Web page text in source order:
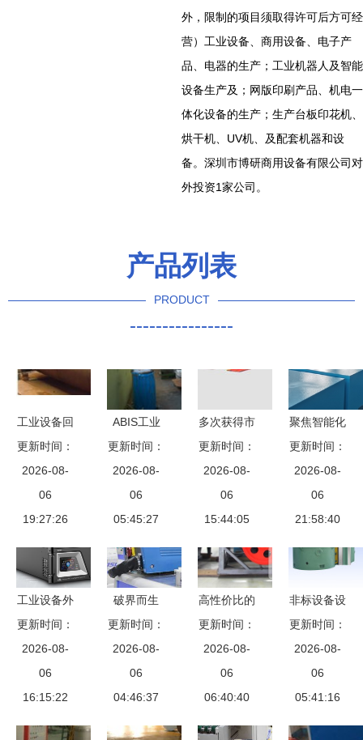
外，限制的项目须取得许可后方可经
营）工业设备、商用设备、电子产
品、电器的生产；工业机器人及智能
设备生产及；网版印刷产品、机电一
体化设备的生产；生产台板印花机、
烘干机、UV机、及配套机器和设
备。深圳市博研商用设备有限公司对
外投资1家公司。
产品列表
PRODUCT
----------------
工业设备回
收 重塑工
业循环经济
的重要环节
更新时间：
2026-08-
06
19:27:26
ABIS工业
设备 智能
制造的关键
推动力
更新时间：
2026-08-
06
05:45:27
多次获得市
优秀企业的
水泥制管机
生产厂家
专业铸就工
更新时间：
2026-08-
06
15:44:05
聚焦智能化
升级核心引
领 —— 上
海市紧固件
工业协会二
(扩大)会议
暨工业设备
技术发展大
更新时间：
2026-08-
06
21:58:40
工业设备外
观设计的趋
势与挑战
更新时间：
2026-08-
06
16:15:22
破界而生
多可机器人
工博会解码
新质生产力
的商业表现
更新时间：
2026-08-
06
04:46:37
高性价比的
矿业利器
SBM上海
CS圆锥破
碎机深度解
更新时间：
2026-08-
06
06:40:40
非标设备设
计与机床改
造 机电之
家商用设备
的技术驱动
更新时间：
2026-08-
06
05:41:16